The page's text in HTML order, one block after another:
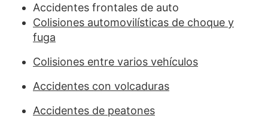
Accidentes frontales de auto
Colisiones automovilísticas de choque y
fuga
Colisiones entre varios vehículos
Accidentes con volcaduras
Accidentes de peatones